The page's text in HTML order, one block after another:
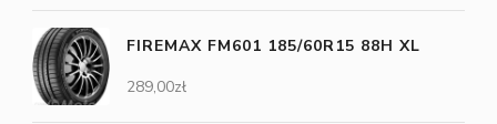
FIREMAX FM601 185/60R15 88H XL
289,00zł